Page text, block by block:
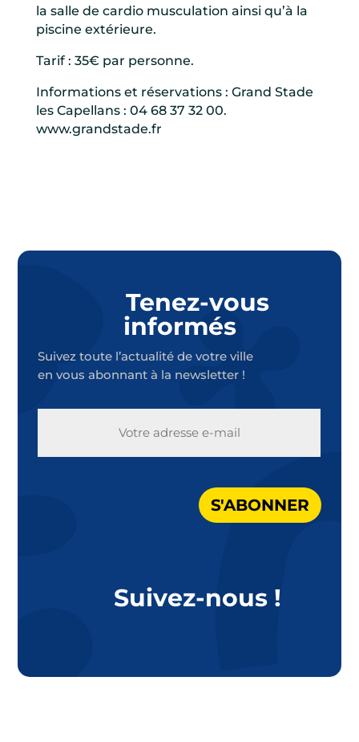
la salle de cardio musculation ainsi qu’à la
piscine extérieure.
Tarif : 35€ par personne.
Informations et réservations : Grand Stade
les Capellans : 04 68 37 32 00.
www.grandstade.fr
Tenez-vous
informés
Suivez toute l’actualité de votre ville
en vous abonnant à la newsletter !
S'ABONNER
Suivez-nous !